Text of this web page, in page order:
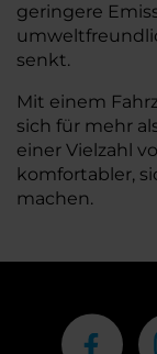
geringere
senkt.
Mit einem
sich für mehr
einer Vielzahl
komfortabler,
machen.